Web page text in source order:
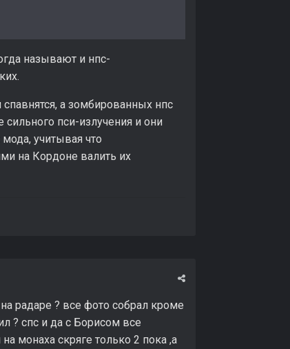
называют и нпс-
а зомбированных нпс
пси-излучения и они
учитывая что
на Кордоне валить их
радаре ? все фото собрал кроме
? спс и да с Борисом все
монаха скряге только 2 пока ,а